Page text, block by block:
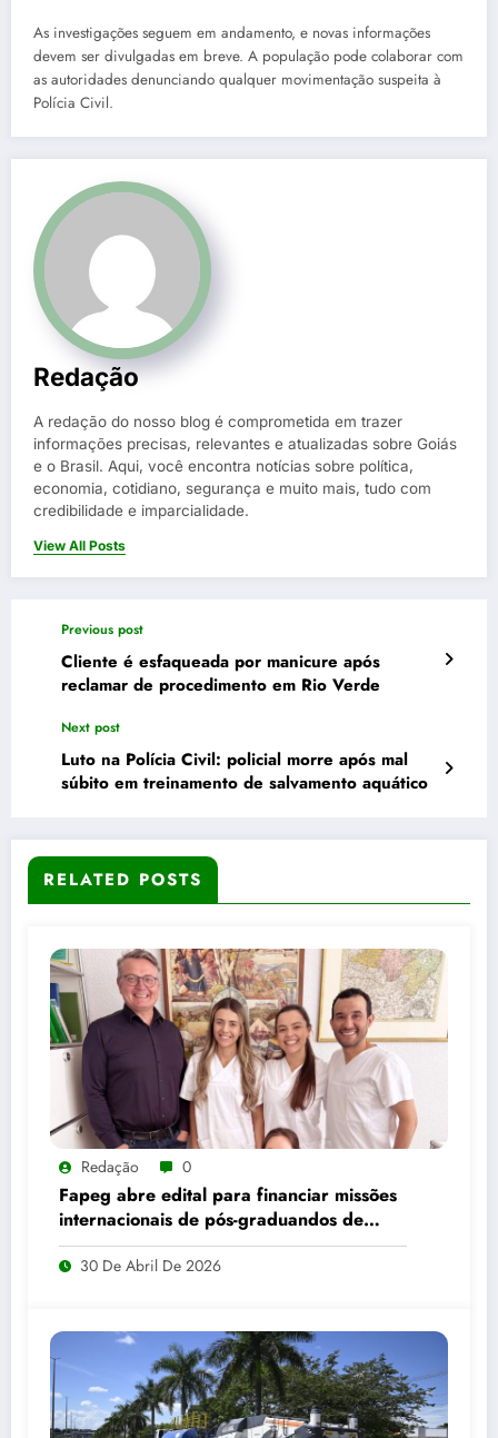
As investigações seguem em andamento, e novas informações
devem ser divulgadas em breve. A população pode colaborar com
as autoridades denunciando qualquer movimentação suspeita à
Polícia Civil.
Redação
A redação do nosso blog é comprometida em trazer
informações precisas, relevantes e atualizadas sobre Goiás
e o Brasil. Aqui, você encontra notícias sobre política,
economia, cotidiano, segurança e muito mais, tudo com
credibilidade e imparcialidade.
View All Posts
Previous post
Cliente é esfaqueada por manicure após
reclamar de procedimento em Rio Verde
Next post
Luto na Polícia Civil: policial morre após mal
súbito em treinamento de salvamento aquático
RELATED POSTS
Redação 0
Fapeg abre edital para financiar missões
internacionais de pós-graduandos de
Goiás
30 De Abril De 2026